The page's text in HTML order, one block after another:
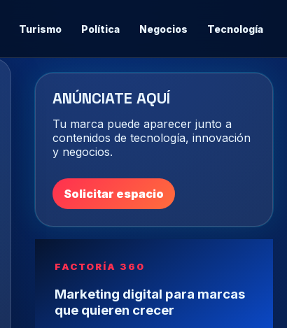
Turismo Política Negocios Tecnología
ANÚNCIATE AQUÍ
Tu marca puede aparecer junto a
contenidos de tecnología, innovación
y negocios.
Solicitar espacio
FACTORÍA 360
Marketing digital para marcas
que quieren crecer